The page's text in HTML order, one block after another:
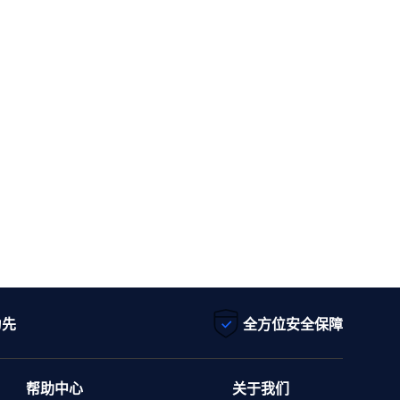
全方位安全保障
帮助中心 关于我们